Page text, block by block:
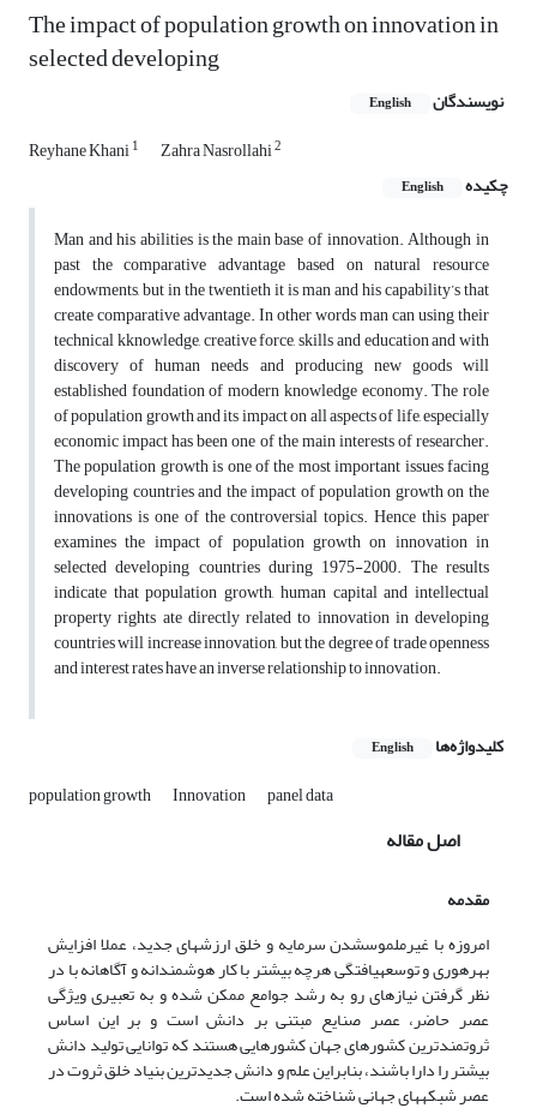
The impact of population growth on innovation in
selected developing
نویسندگان English
Reyhane Khani1 Zahra Nasrollahi2
چکیده English
Man and his abilities is the main base of innovation. Although in
past the comparative advantage based on natural resource
endowments, but in the twentieth it is man and his capability’s that
create comparative advantage. In other words man can using their
technical kknowledge, creative force, skills and education and with
discovery of human needs and producing new goods will
established foundation of modern knowledge economy. The role
of population growth and its impact on all aspects of life, especially
economic impact has been one of the main interests of researcher.
The population growth is one of the most important issues facing
developing countries and the impact of population growth on the
innovations is one of the controversial topics. Hence this paper
examines the impact of population growth on innovation in
selected developing countries during 1975-2000. The results
indicate that population growth, human capital and intellectual
property rights ate directly related to innovation in developing
countries will increase innovation, but the degree of trade openness
and interest rates have an inverse relationship to innovation.
کلیدواژه‌ها English
population growth Innovation panel data
اصل مقاله
مقدمه
امروزه با غیرملموس­شدن سرمایه و خلق ارزش­های جدید، عملا افزایش
بهره­وری و توسعه­یافتگی هرچه بیشتر با کار هوشمندانه و آگاهانه با در
نظر گرفتن نیازهای رو به رشد جوامع ممکن شده و به تعبیری ویژگی
عصر حاضر، عصر صنایع مبتنی بر دانش است و بر این اساس
ثروتمندترین کشورهای جهان کشورهایی هستند که توانایی تولید دانش
بیشتر را دارا باشند، بنابراین علم و دانش جدیدترین بنیاد خلق ثروت در
عصر شبکه­های جهانی شناخته شده است.